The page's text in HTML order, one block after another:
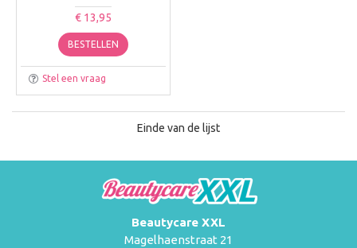
€ 13,95
BESTELLEN
Stel een vraag
Einde van de lijst
Beautycare XXL
Magelhaenstraat 21